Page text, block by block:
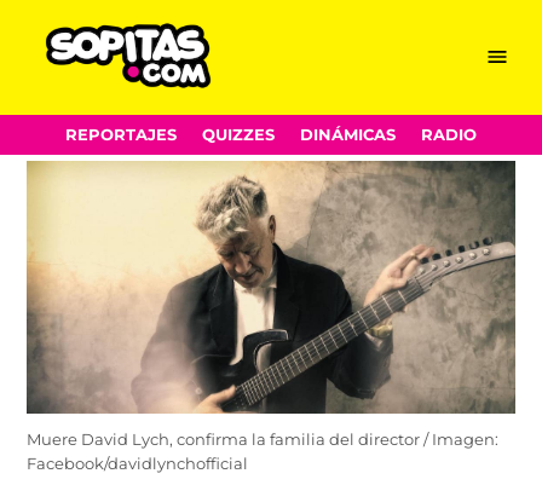
Skip
to
Menu
REPORTAJES QUIZZES DINÁMICAS RADIO
Muere David Lych, confirma la familia del director / Imagen:
Facebook/davidlynchofficial